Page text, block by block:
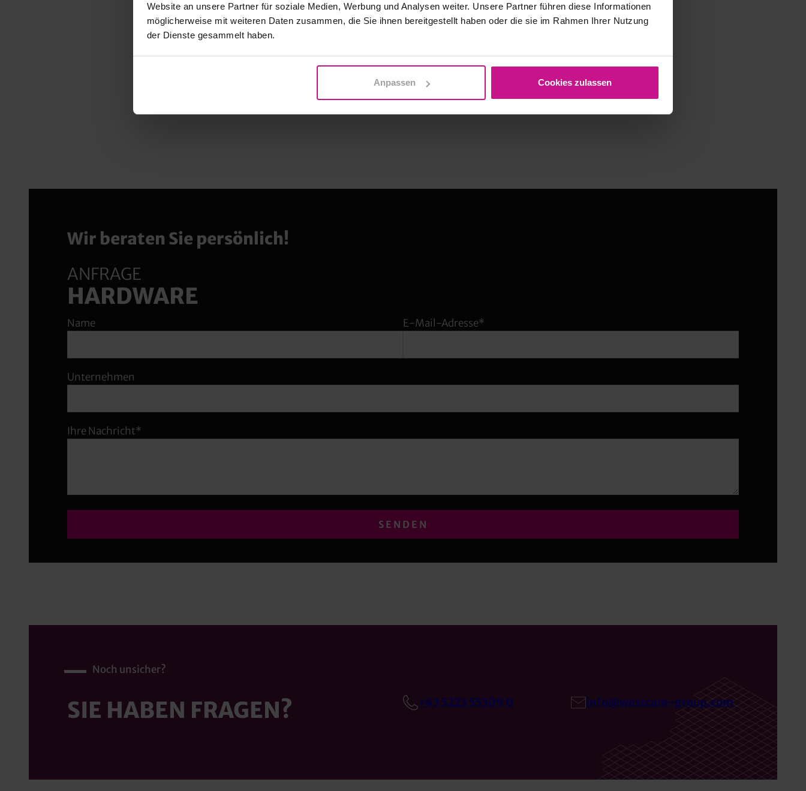
Website an unsere Partner für soziale Medien, Werbung und Analysen weiter. Unsere Partner führen diese Informationen
möglicherweise mit weiteren Daten zusammen, die Sie ihnen bereitgestellt haben oder die sie im Rahmen Ihrer Nutzung
der Dienste gesammelt haben.
Anpassen Cookies zulassen
Wir beraten Sie persönlich!
ANFRAGE
HARDWARE
Name E-Mail-Adresse*
Unternehmen
Ihre Nachricht*
Noch unsicher?
SIE HABEN FRAGEN? +43 5223 55509 0 info@westcam-group.com